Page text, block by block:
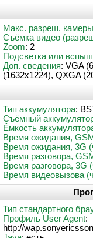
Макс. разреш.
Съёмка видео
Zoom: 2
Подсветка или
Доп. сведения: VGA
(1632x1224), QXGA
Тип аккумулятора:
Съёмный
Ёмкость
Время ожидания,
Время ожидания, 3G
Время разговора,
Время разговора, 3G
Время видеовызова
Тип стандартного
Профиль User Agent:
http://